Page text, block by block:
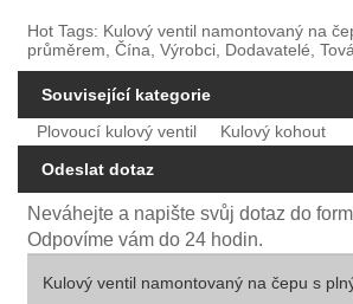
Hot Tags: Kulový ventil namontovaný na
průměrem, Čína, Výrobci, Dodavatelé,
Související kategorie
Plovoucí kulový ventil
Kulový kohout
Odeslat dotaz
Neváhejte a napište svůj dotaz do
Odpovíme vám do 24 hodin.